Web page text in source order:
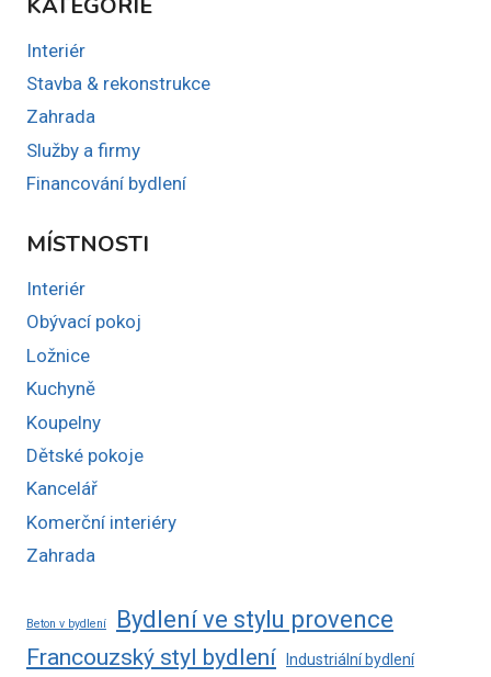
KATEGORIE
Interiér
Stavba & rekonstrukce
Zahrada
Služby a firmy
Financování bydlení
MÍSTNOSTI
Interiér
Obývací pokoj
Ložnice
Kuchyně
Koupelny
Dětské pokoje
Kancelář
Komerční interiéry
Zahrada
Beton v bydlení
Bydlení ve stylu provence
Francouzský styl bydlení
Industriální bydlení